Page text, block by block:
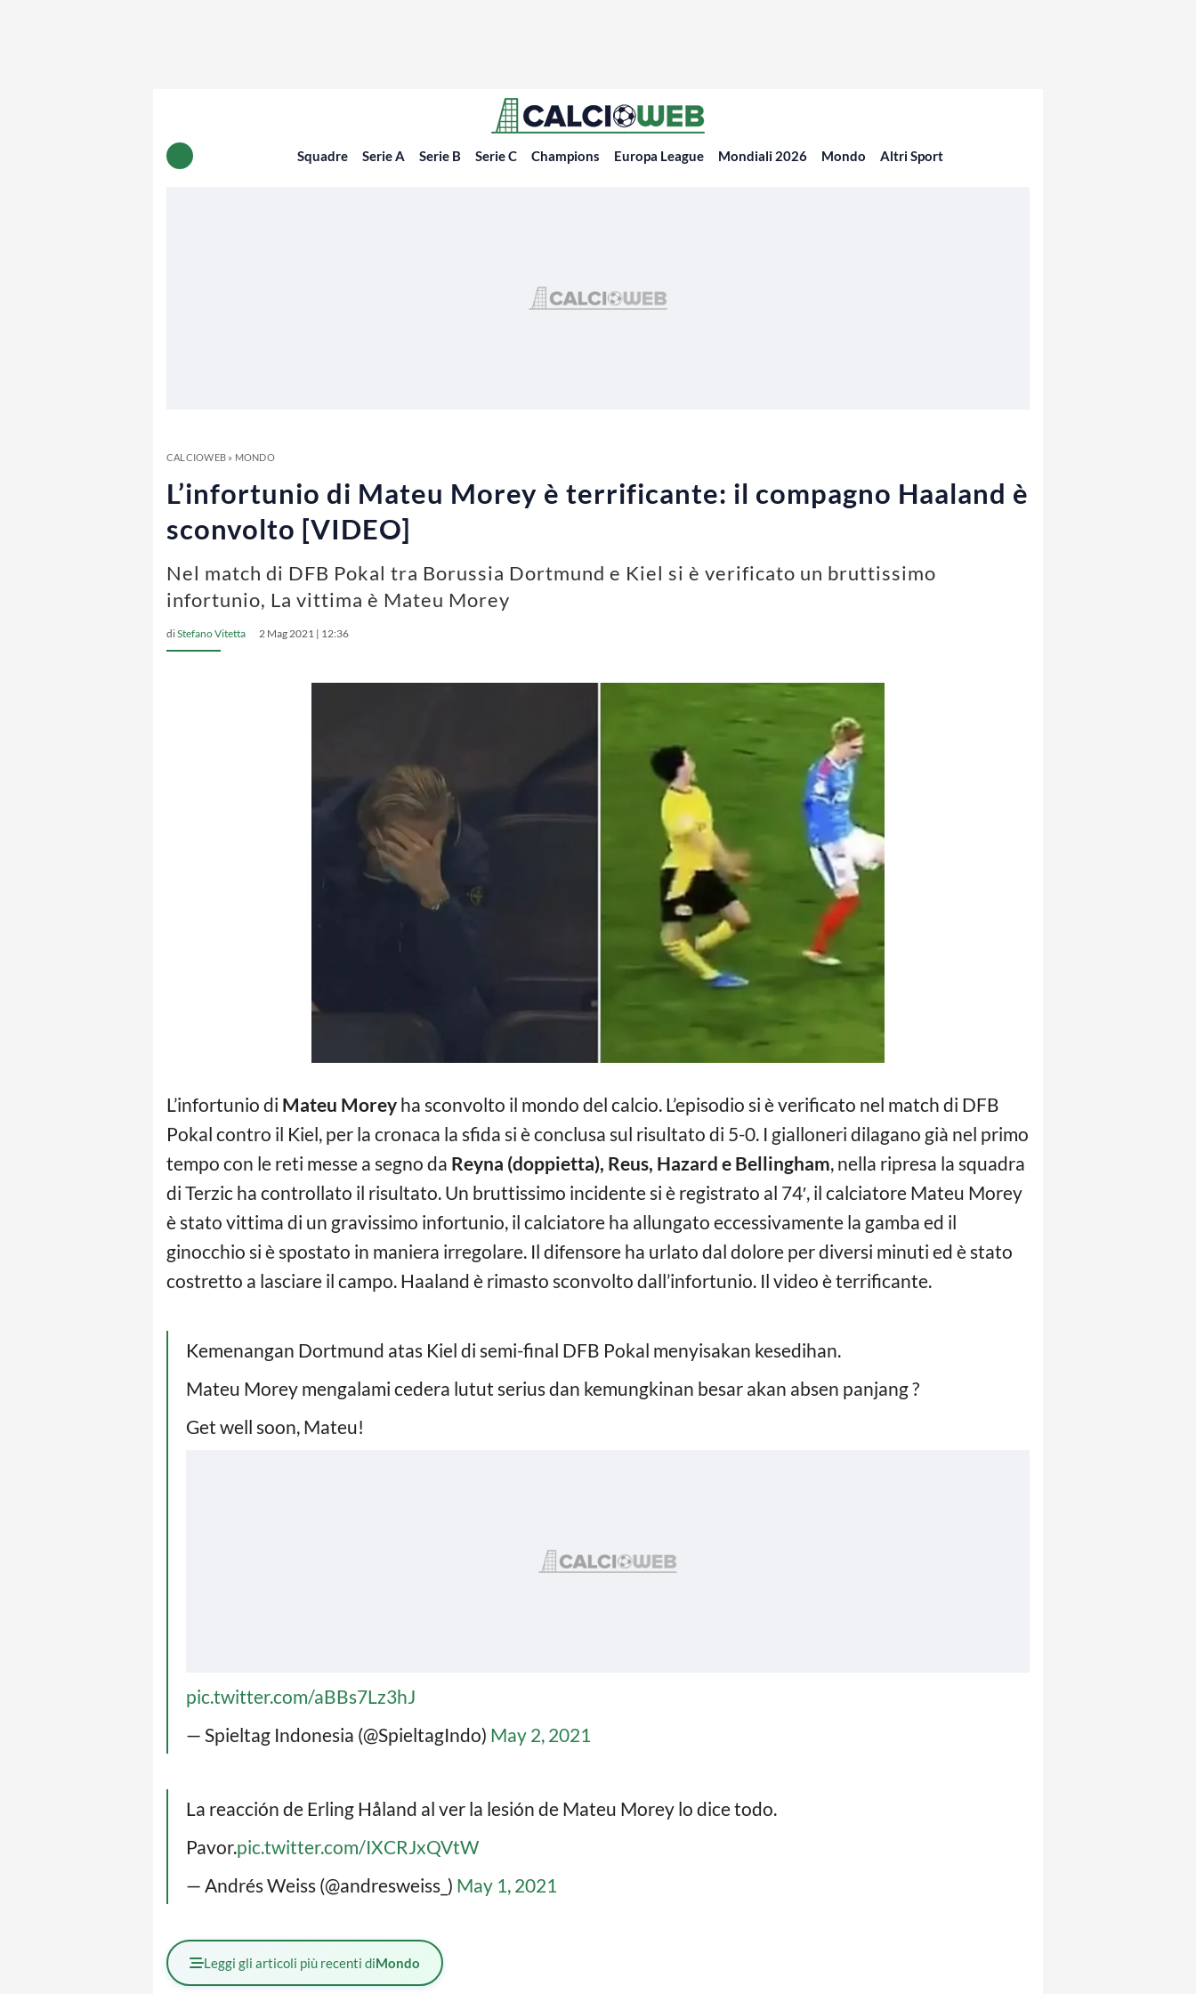
Squadre Serie A Serie B Serie C Champions Europa League Mondiali 2026 Mondo Altri Sport
CALCIOWEB» MONDO
L’infortunio di Mateu Morey è terrificante: il compagno Haaland è
sconvolto [VIDEO]
Nel match di DFB Pokal tra Borussia Dortmund e Kiel si è verificato un bruttissimo
infortunio, La vittima è Mateu Morey
diStefano Vitetta 2 Mag 2021 | 12:36
L’infortunio di Mateu Morey ha sconvolto il mondo del calcio. L’episodio si è verificato nel match di DFB
Pokal contro il Kiel, per la cronaca la sfida si è conclusa sul risultato di 5-0. I gialloneri dilagano già nel primo
tempo con le reti messe a segno da Reyna (doppietta), Reus, Hazard e Bellingham, nella ripresa la squadra
di Terzic ha controllato il risultato. Un bruttissimo incidente si è registrato al 74′, il calciatore Mateu Morey
è stato vittima di un gravissimo infortunio, il calciatore ha allungato eccessivamente la gamba ed il
ginocchio si è spostato in maniera irregolare. Il difensore ha urlato dal dolore per diversi minuti ed è stato
costretto a lasciare il campo. Haaland è rimasto sconvolto dall’infortunio. Il video è terrificante.
Kemenangan Dortmund atas Kiel di semi-final DFB Pokal menyisakan kesedihan.
Mateu Morey mengalami cedera lutut serius dan kemungkinan besar akan absen panjang ?
Get well soon, Mateu!
pic.twitter.com/aBBs7Lz3hJ
— Spieltag Indonesia (@SpieltagIndo) May 2, 2021
La reacción de Erling Håland al ver la lesión de Mateu Morey lo dice todo.
Pavor.pic.twitter.com/IXCRJxQVtW
— Andrés Weiss (@andresweiss_) May 1, 2021
Leggi gli articoli più recenti diMondo